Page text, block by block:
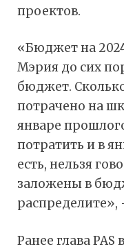
проектов.
«Бюджет на
Мэрия до сих
бюджет.
потрачено на
январе
потратить и в
есть, нельзя
заложены в
распределите»,
Ранее глава